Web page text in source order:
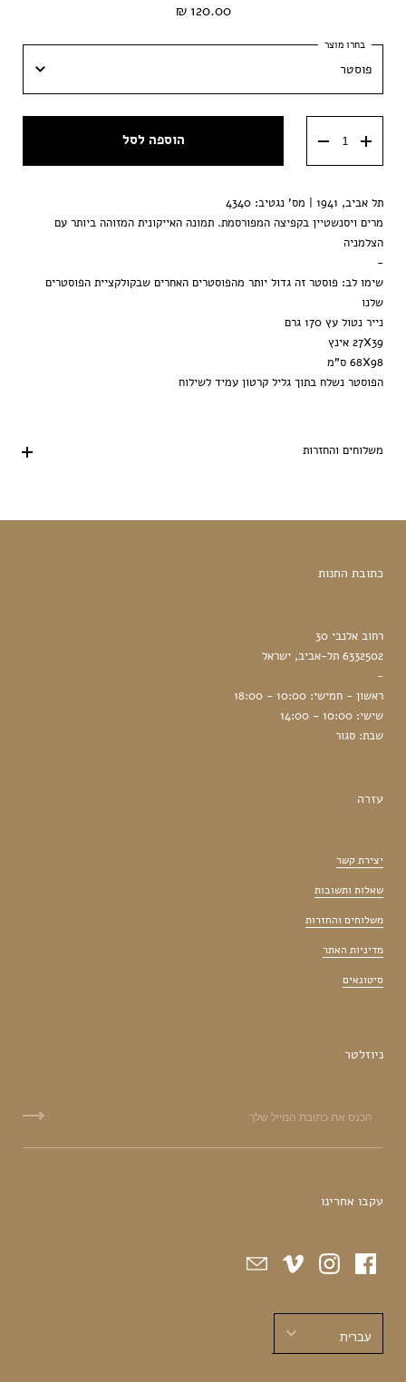
120.00 ₪
פוסטר
פוסטר עם מתלה עץ מגנטי הוספה לסל
תל אביב, 1941 | מס' נגטיב: 4340
מרים ויסנשטיין בקפיצה המפורסמת. תמונה האייקונית המזוהה ביותר עם
הצלמניה
-
שימו לב: פוסטר זה גדול יותר מהפוסטרים האחרים שבקולקציית הפוסטרים
שלנו
נייר נטול עץ 170 גרם
27X39 אינץ
68X98 ס"מ
הפוסטר נשלח בתוך גליל קרטון עמיד לשילוח
משלוחים והחזרות
כתובת החנות
רחוב אלנבי 30
6332502 תל-אביב, ישראל
-
ראשון - חמישי: 10:00 - 18:00
שישי: 10:00 - 14:00
שבת: סגור
עזרה
יצירת קשר
שאלות ותשובות
משלוחים והחזרות
מדיניות האתר
סיטונאים
ניוזלטר
עקבו אחרינו
עברית